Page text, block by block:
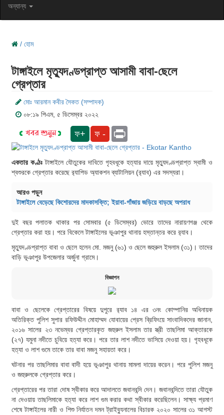
অন্যান্য
/ হোম
টাঙ্গাইলে মৃত্যুদণ্ডপ্রাপ্ত আসামী বাবা-ছেলে
গ্রেপ্তার
মোঃ আরমান কবীর সৈকত (সম্পাদক)
০৮:১৯ পিএম, ৫ ডিসেম্বর ২০২২
ফ+ ফ -
একতার কণ্ঠঃ টাঙ্গাইলে যৌতুকের দাবিতে গৃহবধূকে হত্যার দায়ে মৃত্যুদণ্ডপ্রাপ্ত স্বামী ও
শ্বশুরকে গ্রেপ্তার করেছে র‌্যাপিড অ্যাকশন ব্যাটালিয়ন (র‌্যাব) এর সদস্যরা।
আরও পড়ুন
টাঙ্গাইলে বেড়েছে কিশোরদের মাদকাসক্তি; ইয়াবা-গাঁজায় জড়িয়ে বাড়ছে অপরাধ
দুই বছর পলাতক থাকার পর সোমবার (৫ ডিসেম্বর) ভোরে তাদের নারায়ণগঞ্জ থেকে
গ্রেপ্তার করা হয়। পরে বিকেলে টাঙ্গাইলের ভূঞাপুর থানায় হস্তান্তর করে র‌্যাব।
মৃত্যুদণ্ডপ্রাপ্ত বাবা ও ছেলে হলেন মো. মজনু (৬১) ও ছেলে জহুরুল ইসলাম (৩১)। তাদের
বাড়ি ভূঞাপুর উপজেলার অর্জুনা গ্রামে।
বিজ্ঞাপন
বাবা ও ছেলেকে গ্রেপ্তারের বিষয়ে দুপুরে র‌্যাব ১৪ এর ৩নং কোম্পানির অধিনায়ক
অতিরিক্ত পুলিশ সুপার রফিউদ্দীন মোহাম্মদ যোবায়ের প্রেস ব্রিফিংয়ে সাংবাদিকদের জানান,
২০১৬ সালের ২৩ নভেম্বর গ্রেপ্তারকৃত জহুরুল ইসলাম তার স্ত্রী তাছলিমা আক্তারকে
(২৭) যমুনা নদীতে চুবিয়ে হত্যা করে। পরে তার লাশ নদীতে ভাসিয়ে দেওয়া হয়। গৃহবধূকে
হত্যা ও লাশ গুমে তাকে তার বাবা মজনু সহায়তা করে।
ঘটনার পর তাছলিমার বাবা বাদী হয়ে ভূঞাপুর থানায় মামলা দায়ের করেন। পরে পুলিশ মজনু
ও জহুরুলকে গ্রেপ্তার করে।
গ্রেপ্তারের পর তারা দোষ স্বীকার করে আদালতে জবানবন্দি দেন। জবানবন্দিতে তারা যৌতুক
না দেওয়ায় তাছলিমাকে হত্যা করে লাশ গুম করার কথা স্বীকার করেছিলেন। সাক্ষ্য প্রমাণ
শেষে টাঙ্গাইলের নারী ও শিশু নির্যাতন দমন ট্রাইব্যুনালের বিচারক ২০২০ সালের ৩১ আগস্ট